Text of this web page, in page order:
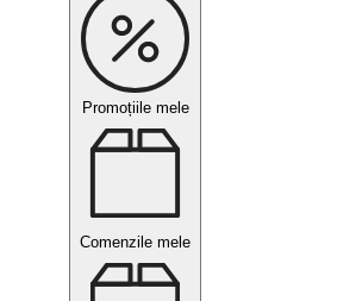
Promoțiile mele
Comenzile mele